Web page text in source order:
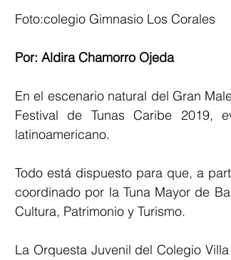
Foto:colegio Gimnasio Los Corales
Por: Aldira Chamorro Ojeda
En el escenario natural del Gran
Festival de Tunas Caribe 2019,
latinoamericano.
Todo está dispuesto para que, a
coordinado por la Tuna Mayor de
Cultura, Patrimonio y Turismo.
La Orquesta Juvenil del Colegio